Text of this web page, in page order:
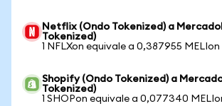
Netflix (Ondo Tokenized) a
Tokenized)
1 NFLXon equivale a 0,387955 MELIon
Shopify (Ondo Tokenized) a
Tokenized)
1 SHOPon equivale a 0,077340